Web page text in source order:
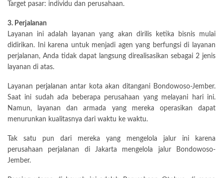
Target pasar: individu dan perusahaan.
3. Perjalanan
Layanan ini adalah layanan yang akan dirilis ketika bisnis mulai
didirikan. Ini karena untuk menjadi agen yang berfungsi di layanan
perjalanan, Anda tidak dapat langsung direalisasikan sebagai 2 jenis
layanan di atas.
Layanan perjalanan antar kota akan ditangani Bondowoso-Jember.
Saat ini sudah ada beberapa perusahaan yang melayani hari ini.
Namun, layanan dan armada yang mereka operasikan dapat
menurunkan kualitasnya dari waktu ke waktu.
Tak satu pun dari mereka yang mengelola jalur ini karena
perusahaan perjalanan di Jakarta mengelola jalur Bondowoso-
Jember.